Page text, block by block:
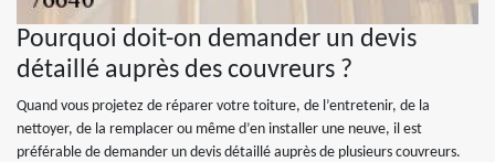
Pourquoi doit-on demander un devis
détaillé auprès des couvreurs ?
Quand vous projetez de réparer votre toiture, de l’entretenir, de la
nettoyer, de la remplacer ou même d’en installer une neuve, il est
préférable de demander un devis détaillé auprès de plusieurs couvreurs.